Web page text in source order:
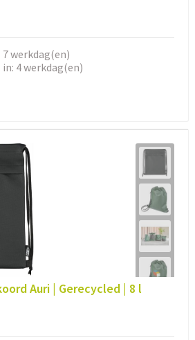
werkdag(en)
4 werkdag(en)
Auri | Gerecycled | 8 l